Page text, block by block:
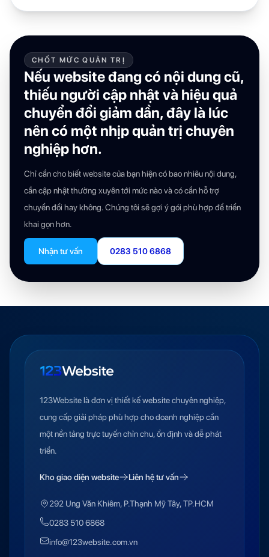
CHỐT MỨC QUẢN TRỊ
Nếu website đang có nội dung cũ,
thiếu người cập nhật và hiệu quả
chuyển đổi giảm dần, đây là lúc
nên có một nhịp quản trị chuyên
nghiệp hơn.
Chỉ cần cho biết website của bạn hiện có bao nhiêu nội dung,
cần cập nhật thường xuyên tới mức nào và có cần hỗ trợ
chuyển đổi hay không. Chúng tôi sẽ gợi ý gói phù hợp để triển
khai gọn hơn.
Nhận tư vấn 0283 510 6868
123Website là đơn vị thiết kế website chuyên nghiệp,
cung cấp giải pháp phù hợp cho doanh nghiệp cần
một nền tảng trực tuyến chỉn chu, ổn định và dễ phát
triển.
Kho giao diện website Liên hệ tư vấn
292 Ung Văn Khiêm, P.Thạnh Mỹ Tây, TP.HCM
0283 510 6868
info@123website.com.vn